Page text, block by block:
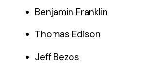
Benjamin Franklin
Thomas Edison
Jeff Bezos